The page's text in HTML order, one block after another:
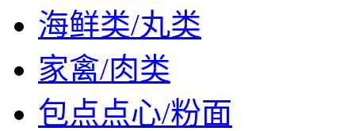
海鲜类/丸类
家禽/肉类
包点点心/粉面